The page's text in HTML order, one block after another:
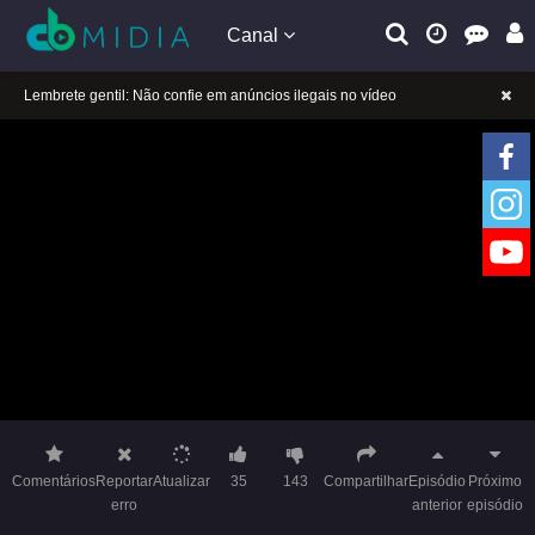
Canal
A tocar：Garota Furacão 2-06
ComentáriosReportar
erro
Atualizar 35 143 CompartilharEpisódio
anterior
Próximo
episódio